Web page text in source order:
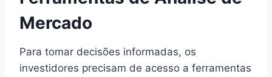
Mercado
Para tomar decisões informadas, os
investidores precisam de acesso a ferramentas